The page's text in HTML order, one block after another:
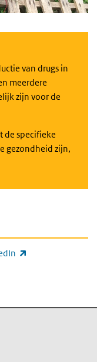
van drugs in
meerdere
zijn voor de
de specifieke
gezondheid zijn,
link)